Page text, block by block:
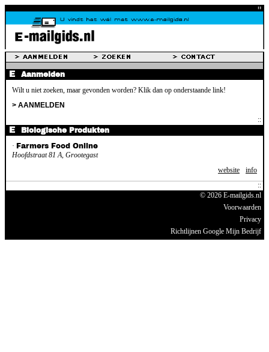
Aanmelden
Wilt u niet zoeken, maar gevonden worden? Klik dan op onderstaande link!
> AANMELDEN
Biologische Produkten
· Farmers Food Online
Hoofdstraat 81 A, Grootegast
website
info
© 2026 E-mailgids.nl
Voorwaarden
Privacy
Richtlijnen Google Mijn Bedrijf